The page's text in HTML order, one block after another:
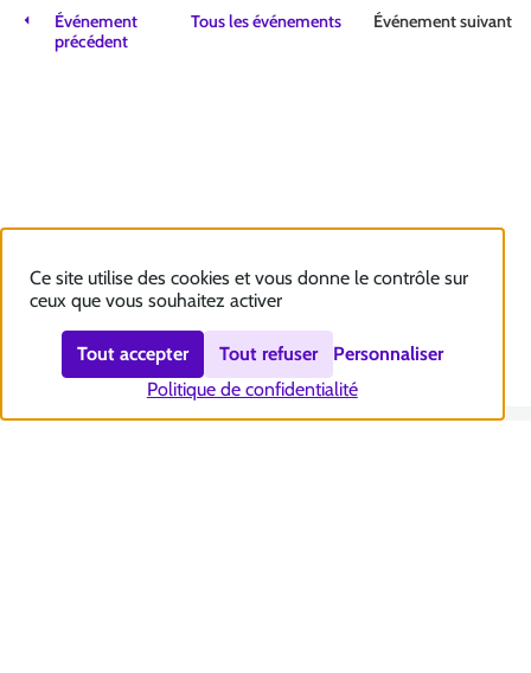
Événement
précédent
Tous les événements Événement suivant
Ce site utilise des cookies et vous donne le contrôle sur
ceux que vous souhaitez activer
Tout accepter Tout refuser
Personnaliser
Politique de confidentialité